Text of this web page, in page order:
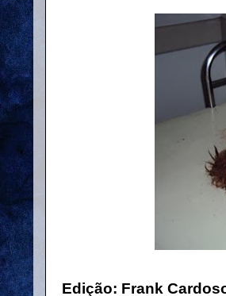
Edição: Frank